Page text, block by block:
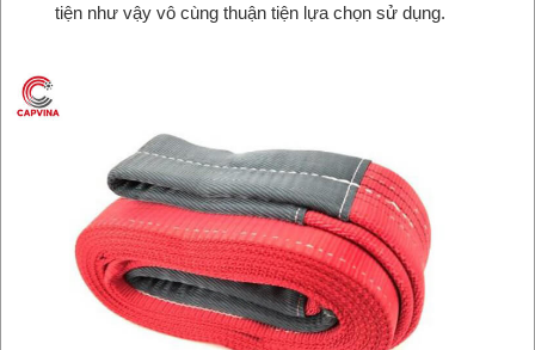
tiện như vậy vô cùng thuận tiện lựa chọn sử dụng.